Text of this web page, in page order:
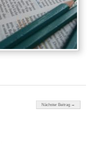
Nächster Beitrag →